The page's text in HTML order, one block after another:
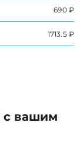
690 ₽
1713.5 ₽
с вашим